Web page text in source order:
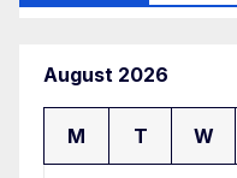
August 2026
M T W